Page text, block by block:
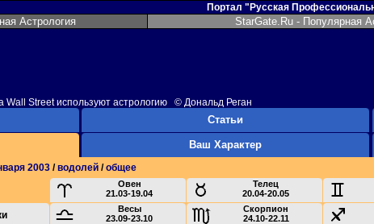
Портал "Русская
Астрология StarGate.Ru - Популярная
Wall Street используют астрологию © Дональд Реган
Статьи
Ваш Характер
2003 /водолей /общее
Овен
21.03-19.04
Телец
20.04-20.05
Весы
23.09-23.10
Скорпион
24.10-22.11